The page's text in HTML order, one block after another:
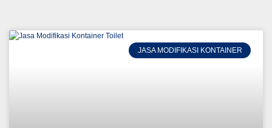
JASA MODIFIKASI KONTAINER